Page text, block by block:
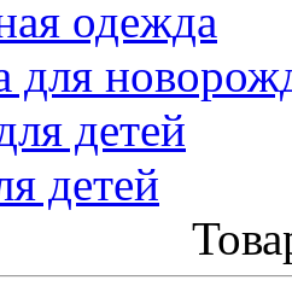
одежда
для
детей
детей